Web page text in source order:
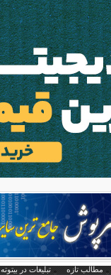
مطالب تازه تبلیغات در بیتوته